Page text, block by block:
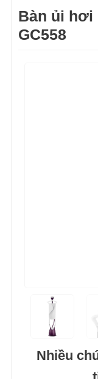
Bàn ủi
GC558
Nhiều